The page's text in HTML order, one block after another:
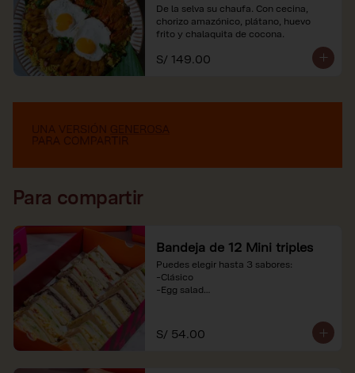
De la selva su chaufa. Con cecina,
chorizo amazónico, plátano, huevo
frito y chalaquita de cocona.
S/ 149.00
Para compartir
Bandeja de 12 Mini triples
Puedes elegir hasta 3 sabores:
-Clásico
-Egg salad
S/ 54.00